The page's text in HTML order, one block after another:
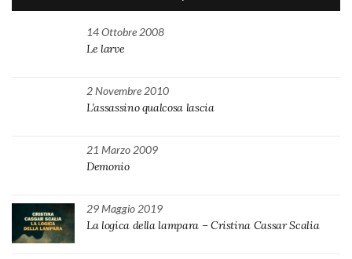
14 Ottobre 2008
Le larve
2 Novembre 2010
L’assassino qualcosa lascia
21 Marzo 2009
Demonio
29 Maggio 2019
La logica della lampara – Cristina Cassar Scalia